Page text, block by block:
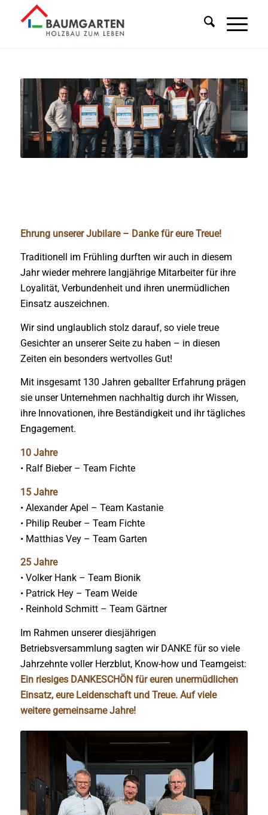
Ehrung unserer Jubilare – Danke für eure Treue!
Traditionell im Frühling durften wir auch in diesem
Jahr wieder mehrere langjährige Mitarbeiter für ihre
Loyalität, Verbundenheit und ihren unermüdlichen
Einsatz auszeichnen.
Wir sind unglaublich stolz darauf, so viele treue
Gesichter an unserer Seite zu haben – in diesen
Zeiten ein besonders wertvolles Gut!
Mit insgesamt 130 Jahren geballter Erfahrung prägen
sie unser Unternehmen nachhaltig durch ihr Wissen,
ihre Innovationen, ihre Beständigkeit und ihr tägliches
Engagement.
10 Jahre
• Ralf Bieber – Team Fichte
15 Jahre
• Alexander Apel – Team Kastanie
• Philip Reuber – Team Fichte
• Matthias Vey – Team Garten
25 Jahre
• Volker Hank – Team Bionik
• Patrick Hey – Team Weide
• Reinhold Schmitt – Team Gärtner
Im Rahmen unserer diesjährigen
Betriebsversammlung sagten wir DANKE für so viele
Jahrzehnte voller Herzblut, Know-how und Teamgeist:
Ein riesiges DANKESCHÖN für euren unermüdlichen
Einsatz, eure Leidenschaft und Treue. Auf viele
weitere gemeinsame Jahre!